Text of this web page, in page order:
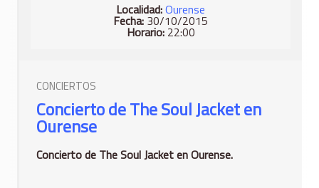
Localidad:Ourense
Fecha: 30/10/2015
Horario:22:00
CONCIERTOS
Concierto de The Soul Jacket en
Ourense
Concierto de The Soul Jacket en Ourense.